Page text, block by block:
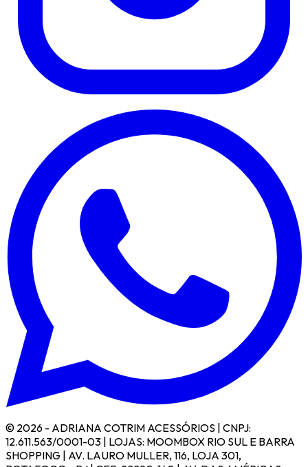
© 2026 - ADRIANA COTRIM ACESSÓRIOS | CNPJ:
12.611.563/0001-03 | LOJAS: MOOMBOX RIO SUL E BARRA
SHOPPING | AV. LAURO MULLER, 116, LOJA 301,